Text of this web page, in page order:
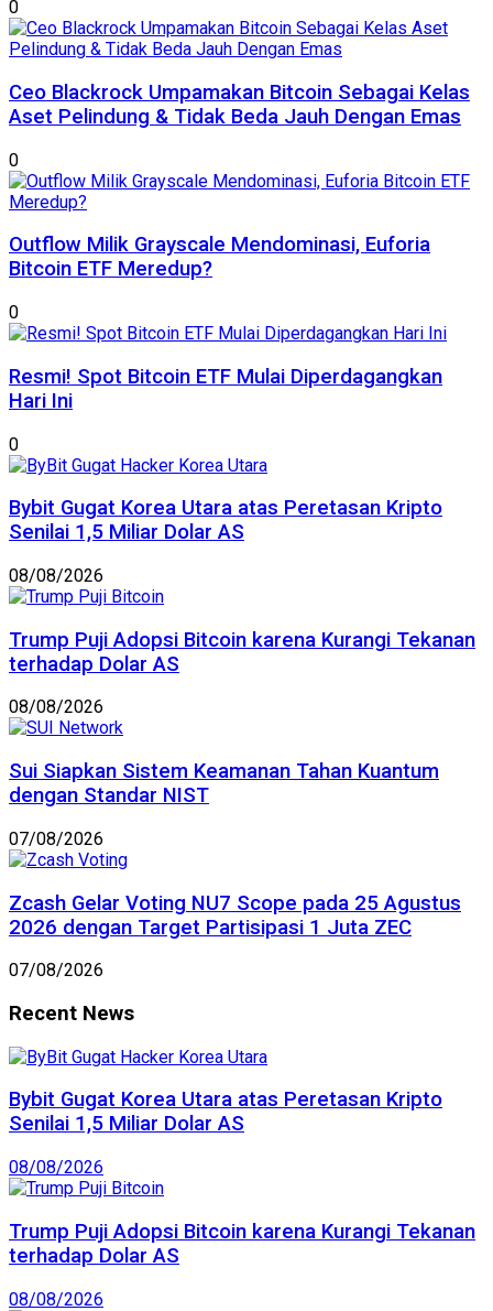
0
Ceo Blackrock Umpamakan Bitcoin Sebagai Kelas
Aset Pelindung & Tidak Beda Jauh Dengan Emas
0
Outflow Milik Grayscale Mendominasi, Euforia
Bitcoin ETF Meredup?
0
Resmi! Spot Bitcoin ETF Mulai Diperdagangkan
Hari Ini
0
Bybit Gugat Korea Utara atas Peretasan Kripto
Senilai 1,5 Miliar Dolar AS
08/08/2026
Trump Puji Adopsi Bitcoin karena Kurangi Tekanan
terhadap Dolar AS
08/08/2026
Sui Siapkan Sistem Keamanan Tahan Kuantum
dengan Standar NIST
07/08/2026
Zcash Gelar Voting NU7 Scope pada 25 Agustus
2026 dengan Target Partisipasi 1 Juta ZEC
07/08/2026
Recent News
Bybit Gugat Korea Utara atas Peretasan Kripto
Senilai 1,5 Miliar Dolar AS
08/08/2026
Trump Puji Adopsi Bitcoin karena Kurangi Tekanan
terhadap Dolar AS
08/08/2026